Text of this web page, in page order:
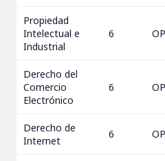
Propiedad
Intelectual e
Industrial
6 OP
Derecho del
Comercio
Electrónico
6 OP
Derecho de
Internet
6 OP